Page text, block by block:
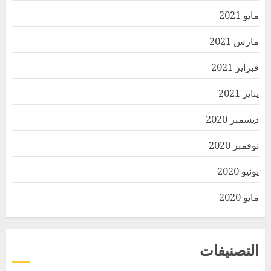
مايو 2021
مارس 2021
فبراير 2021
يناير 2021
ديسمبر 2020
نوفمبر 2020
يونيو 2020
مايو 2020
التصنيفات